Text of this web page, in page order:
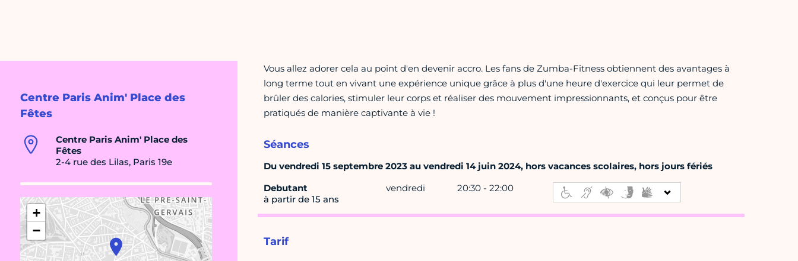
Centre Paris Anim' Place des
Fêtes
Centre Paris Anim' Place des
Fêtes
2-4 rue des Lilas, Paris 19e
+
−
Vous allez adorer cela au point d'en devenir accro. Les fans de Zumba-Fitness obtiennent des avantages à
long terme tout en vivant une expérience unique grâce à plus d'une heure d'exercice qui leur permet de
brûler des calories, stimuler leur corps et réaliser des mouvement impressionnants, et conçus pour être
pratiqués de manière captivante à vie !
Séances
Du vendredi 15 septembre 2023 au vendredi 14 juin 2024, hors vacances scolaires, hors jours fériés
Debutant
à partir de 15 ans
vendredi 20:30 - 22:00
Tarif